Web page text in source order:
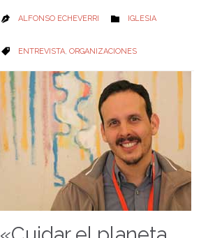
 ALFONSO ECHEVERRI  CATEGORY
IGLESIA
 CATEGORY
ENTREVISTA, ORGANIZACIONES